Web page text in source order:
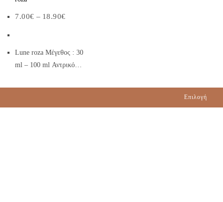
Επιλογή
7.00€ – 18.90€
Lune roza Μέγεθος : 30
ml – 100 ml Αντρικό…